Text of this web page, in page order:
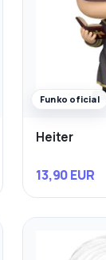
Funko oficial
Heiter
13,90 EUR